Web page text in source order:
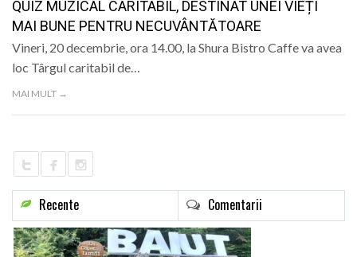
SPORT
SPECIAL
POLITIC
QUIZ MUZICAL CARITABIL, DESTINAT UNEI VIEȚI
MAI BUNE PENTRU NECUVÂNTĂTOARE
Vineri, 20 decembrie, ora 14.00, la Shura Bistro Caffe va avea
loc Târgul caritabil de…
MAI MULT →
Recente Comentarii